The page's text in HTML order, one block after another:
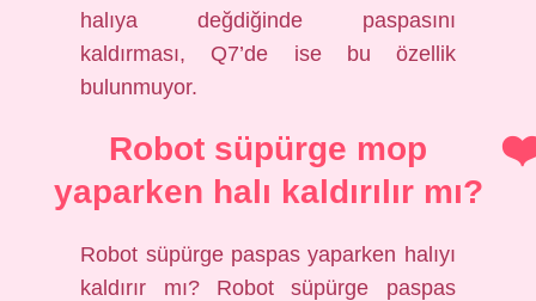
halıya değdiğinde paspasını
kaldırması, Q7’de ise bu özellik
bulunmuyor.
Robot süpürge mop
yaparken halı kaldırılır mı?
Robot süpürge paspas yaparken halıyı
kaldırır mı? Robot süpürge paspas